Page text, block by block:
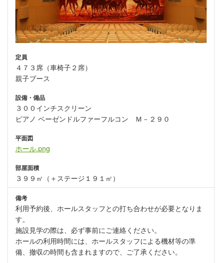
定員
４７３席（車椅子２席）
親子ブース
設備・備品
３００インチスクリーン
ピアノ ベーゼンドルファーフルコン Ｍ－２９０
平面図
ホール.png
部屋面積
３９９㎡（＋ステージ１９１㎡）
備考
利用予約後、ホールスタッフとの打ち合わせが必要となりま
す。
施設見学の際は、必ず事前にご連絡ください。
ホールの利用時間には、ホールスタッフによる機材等の準
備、撤収の時間も含まれますので、ご了承ください。